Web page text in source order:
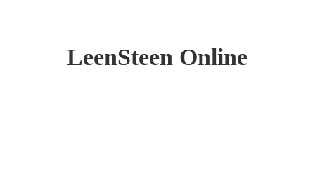
LeenSteen Online